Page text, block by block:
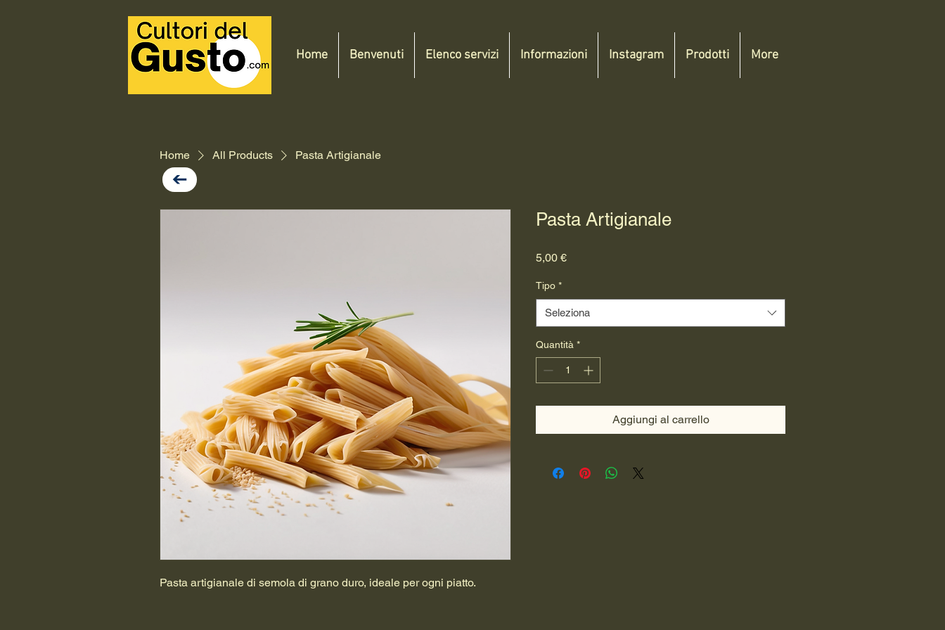
Home Benvenuti Elenco servizi Informazioni Instagram Prodotti More
Home All Products Pasta Artigianale
Pasta artigianale di semola di grano duro, ideale per ogni piatto.
Pasta Artigianale
5,00 €Prezzo
Tipo *
Seleziona
Quantità *
Aggiungi al carrello